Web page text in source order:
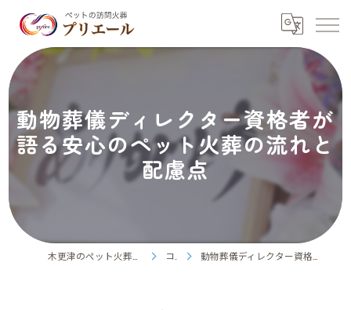
動物葬儀ディレクター資格者が
語る安心のペット火葬の流れと
配慮点
コラム 動物葬儀ディレクター資格者が語る安心のペット火葬の流れと配慮点